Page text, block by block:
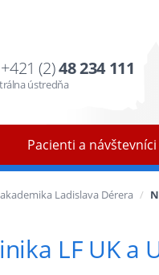
+421 (2)48 234 111
ústredňa
Pacienti a návštevníci
Ladislava Dérera
LF UK a